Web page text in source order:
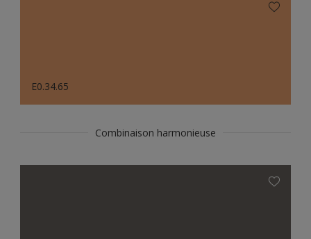
E0.34.65
Combinaison harmonieuse